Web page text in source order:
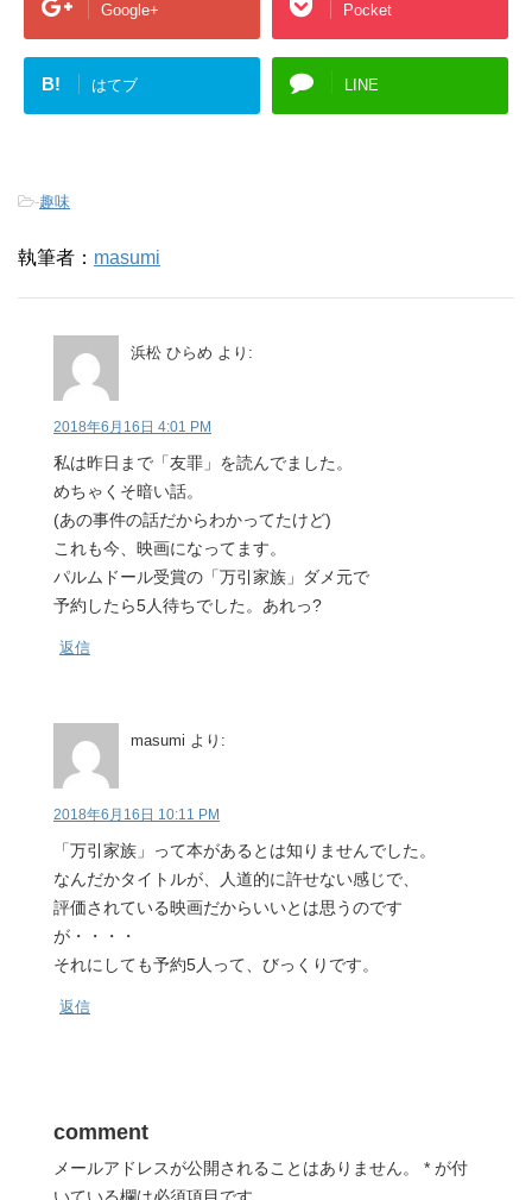
Google+ Pocket
B! はてブ LINE
-趣味
執筆者： masumi
浜松 ひらめ より:
2018年6月16日 4:01 PM
私は昨日まで「友罪」を読んでました。
めちゃくそ暗い話。
(あの事件の話だからわかってたけど)
これも今、映画になってます。
パルムドール受賞の「万引家族」ダメ元で
予約したら5人待ちでした。あれっ?
返信
masumi より:
2018年6月16日 10:11 PM
「万引家族」って本があるとは知りませんでした。
なんだかタイトルが、人道的に許せない感じで、
評価されている映画だからいいとは思うのです
が・・・・
それにしても予約5人って、びっくりです。
返信
comment
メールアドレスが公開されることはありません。 * が付
いている欄は必須項目です